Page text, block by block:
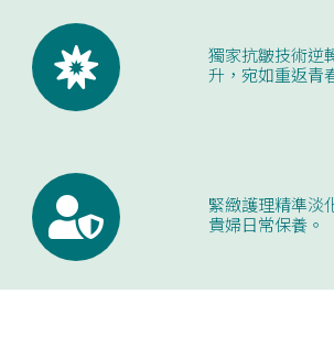
獨家抗皺技術逆
升，宛如重返青
緊緻護理精準淡
貴婦日常保養。